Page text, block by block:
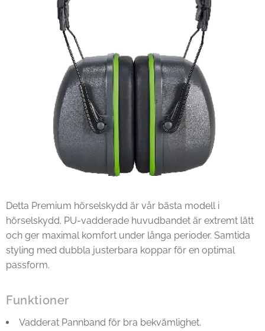
Detta Premium hörselskydd är vår bästa modell i
hörselskydd. PU-vadderade huvudbandet är extremt lätt
och ger maximal komfort under långa perioder. Samtida
styling med dubbla justerbara koppar för en optimal
passform.
Funktioner
Vadderat Pannband för bra bekvämlighet.